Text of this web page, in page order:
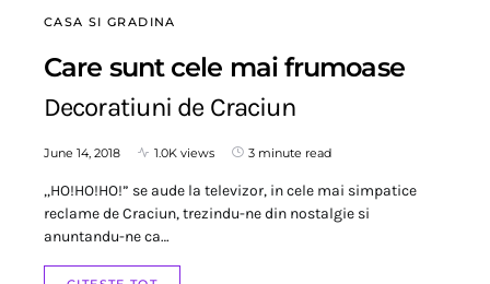
CASA SI GRADINA
Care sunt cele mai frumoase
Decoratiuni de Craciun
June 14, 2018 1.0K views 3 minute read
,,HO!HO!HO!” se aude la televizor, in cele mai simpatice
reclame de Craciun, trezindu-ne din nostalgie si
anuntandu-ne ca…